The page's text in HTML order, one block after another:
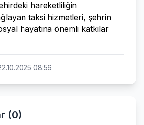
hareketliliğin
taksi hizmetleri, şehrin
hayatına önemli katkılar
08:56
(0)